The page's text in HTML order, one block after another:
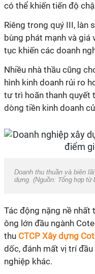
có thể khiến tiến độ
Riêng trong quý III, làn
bùng phát mạnh và giá
tục khiến các doanh
Nhiều nhà thầu cũng
hình kinh doanh rủi ro
tư trì hoãn thanh quyết
dòng tiền kinh doanh
Doanh thu thuần và biên
dựng. (Nguồn: Tổng hợp từ
Tác động nặng nề
ông lớn đầu ngành
thu CTCP Xây dựng
dốc, đánh mất vị trí
nghiệp khác.